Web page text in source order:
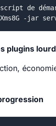
de
plugins